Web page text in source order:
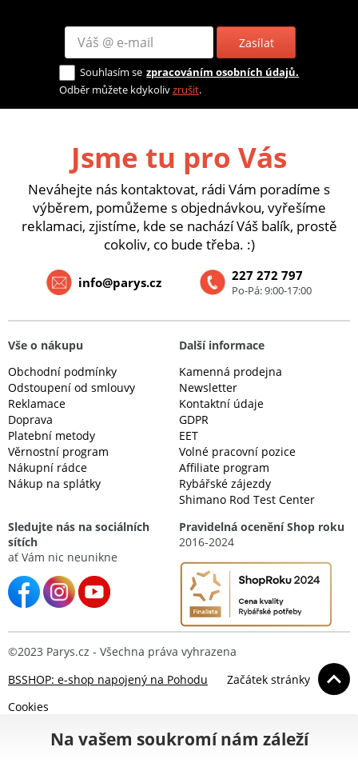
Zasílat
Souhlasím se zpracováním osobních údajů.
Odběr můžete kdykolivzrušit.
Jsme tu pro Vás
Neváhejte nás kontaktovat, rádi Vám poradíme s
výběrem, pomůžeme s objednávkou, vyřešíme
reklamaci, zjistíme, kde se nachází Váš balík, prostě
cokoliv, co bude třeba. :)
227 272 797
Po-Pá: 9:00-17:00
info@parys.cz
Vše o nákupu
Obchodní podmínky
Odstoupení od smlouvy
Reklamace
Doprava
Platební metody
Věrnostní program
Nákupní rádce
Nákup na splátky
Další informace
Kamenná prodejna
Newsletter
Kontaktní údaje
GDPR
EET
Volné pracovní pozice
Affiliate program
Rybářské zájezdy
Shimano Rod Test Center
Sledujte nás na sociálních
sítích
ať Vám nic neunikne
Pravidelná ocenění Shop roku
2016-2024
©2023 Parys.cz - Všechna práva vyhrazena
BSSHOP: e-shop napojený na Pohodu
Začátek stránky
Cookies
Na vašem soukromí nám záleží